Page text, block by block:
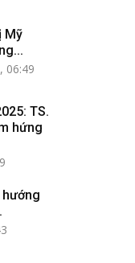
Mỹ
06:49
TS.
hứng
hướng